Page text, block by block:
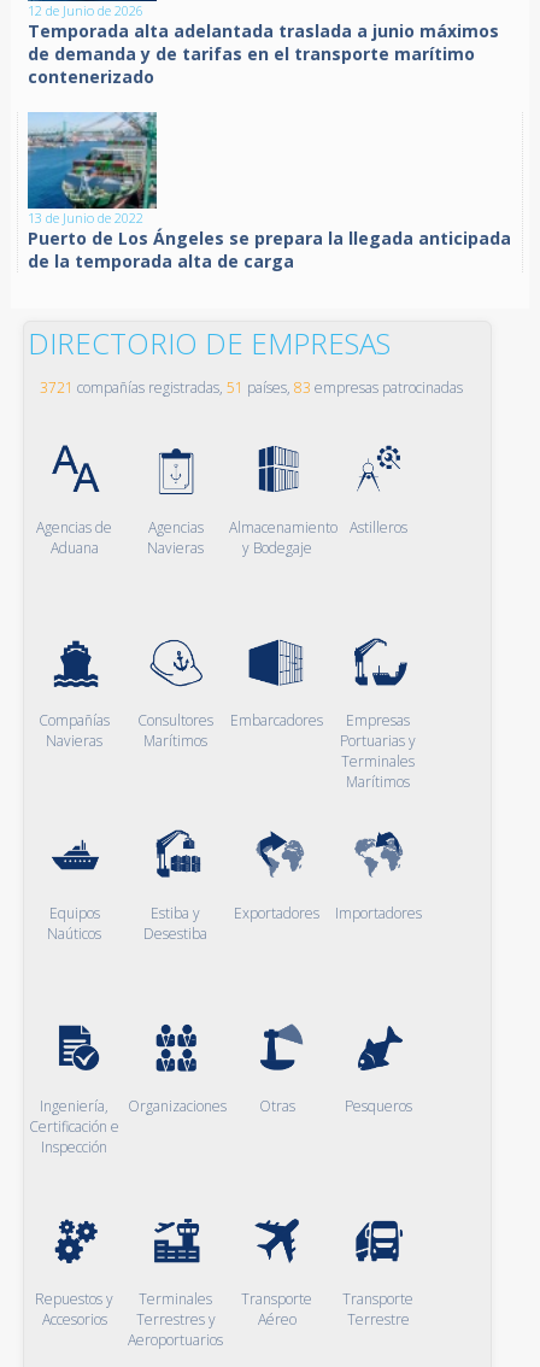
12 de Junio de 2026
Temporada alta adelantada traslada a junio máximos
de demanda y de tarifas en el transporte marítimo
contenerizado
13 de Junio de 2022
Puerto de Los Ángeles se prepara la llegada anticipada
de la temporada alta de carga
DIRECTORIO DE EMPRESAS
3721 compañías registradas, 51 países, 83 empresas patrocinadas
Agencias de
Aduana
Agencias
Navieras
Almacenamiento
y Bodegaje
Astilleros
Compañías
Navieras
Consultores
Marítimos
Embarcadores
Empresas
Portuarias y
Terminales
Marítimos
Equipos
Naúticos
Estiba y
Desestiba
Exportadores Importadores
Ingeniería,
Certificación e
Inspección
Organizaciones Otras Pesqueros
Repuestos y
Accesorios
Terminales
Terrestres y
Aeroportuarios
Transporte
Aéreo
Transporte
Terrestre